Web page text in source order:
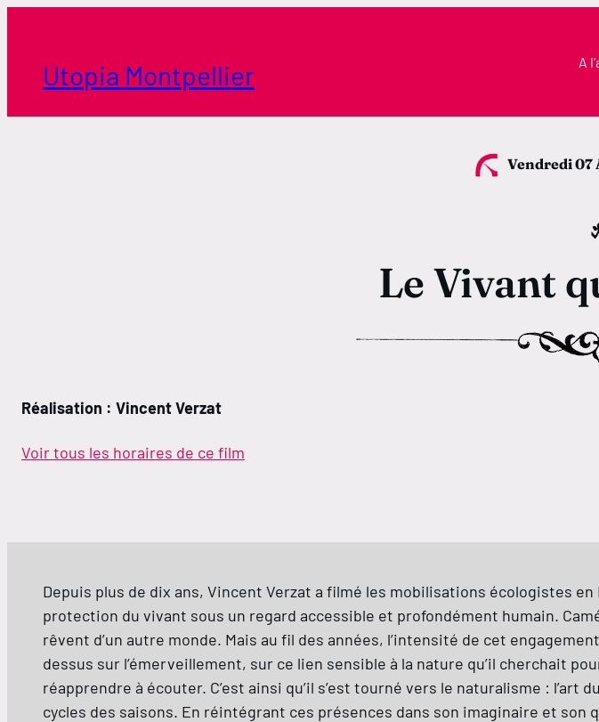
contenuUtopia Montpellier A
Vendredi 07
Le Vivant
Réalisation : Vincent Verzat
Voir tous les horaires de ce film
Depuis plus de dix ans, Vincent Verzat a filmé les mobilisations écologistes
protection du vivant sous un regard accessible et profondément humain.
rêvent d’un autre monde. Mais au fil des années, l’intensité de cet
dessus sur l’émerveillement, sur ce lien sensible à la nature qu’il cherchait
réapprendre à écouter. C’est ainsi qu’il s’est tourné vers le naturalisme :
cycles des saisons. En réintégrant ces présences dans son imaginaire et